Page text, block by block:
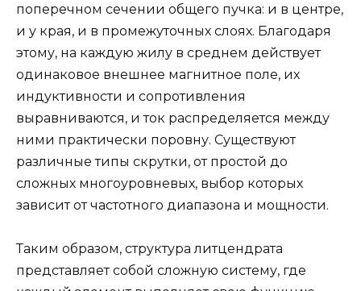
поперечном сечении общего пучка: и в центре,
и у края, и в промежуточных слоях. Благодаря
этому, на каждую жилу в среднем действует
одинаковое внешнее магнитное поле, их
индуктивности и сопротивления
выравниваются, и ток распределяется между
ними практически поровну. Существуют
различные типы скрутки, от простой до
сложных многоуровневых, выбор которых
зависит от частотного диапазона и мощности.
Таким образом, структура литцендрата
представляет собой сложную систему, где